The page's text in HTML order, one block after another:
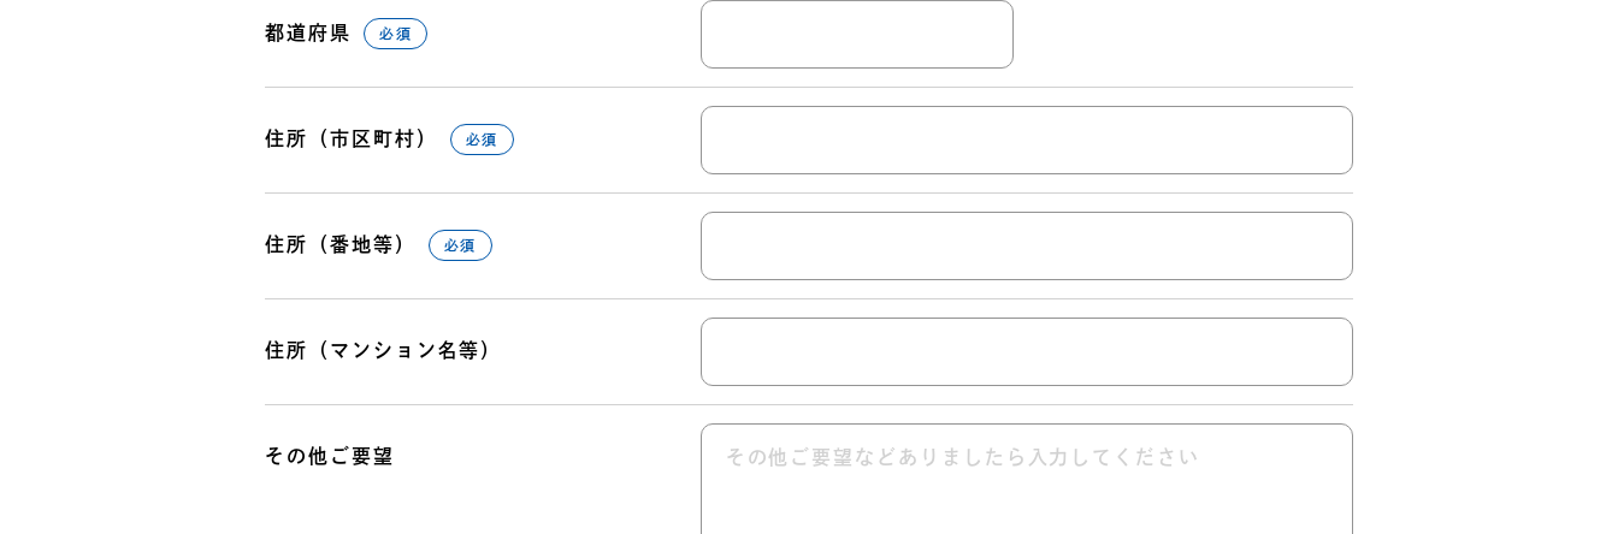
都道府県 必須
住所（市区町村） 必須
住所（番地等） 必須
住所（マンション名等）
その他ご要望